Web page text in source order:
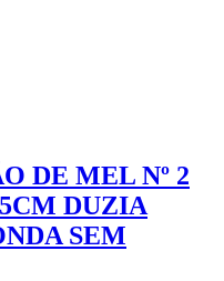
DE MEL Nº 2
DUZIA
SEM